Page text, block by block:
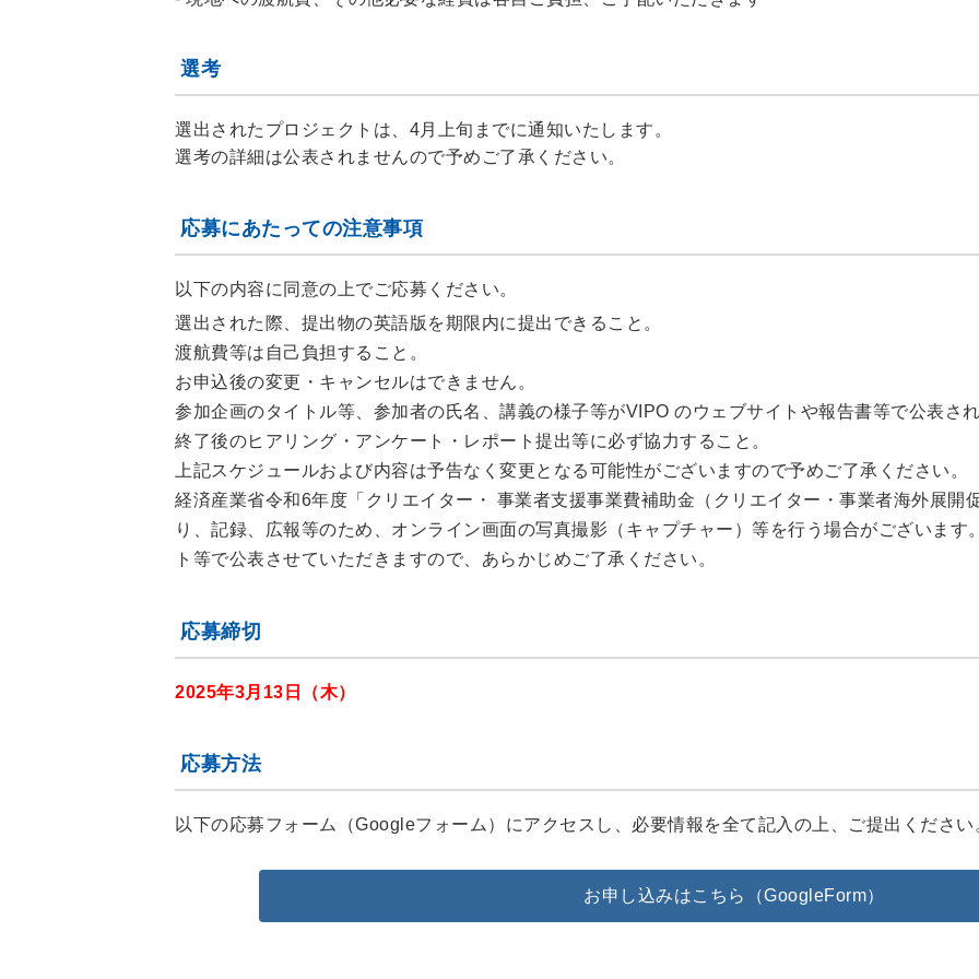
選考
選出されたプロジェクトは、4月上旬までに通知いたします。
選考の詳細は公表されませんので予めご了承ください。
応募にあたっての注意事項
以下の内容に同意の上でご応募ください。
選出された際、提出物の英語版を期限内に提出できること。
渡航費等は自己負担すること。
お申込後の変更・キャンセルはできません。
参加企画のタイトル等、参加者の氏名、講義の様子等がVIPO のウェブサイトや報告書等で公表さ
終了後のヒアリング・アンケート・レポート提出等に必ず協力すること。
上記スケジュールおよび内容は予告なく変更となる可能性がございますので予めご了承ください。
経済産業省令和6年度「クリエイター・ 事業者⽀援事業費補助⾦（クリエイター・事業者海外展開
り、記録、広報等のため、オンライン画面の写真撮影（キャプチャー）等を行う場合がございます
ト等で公表させていただきますので、あらかじめご了承ください。
応募締切
2025年3月13日（木）
応募方法
以下の応募フォーム（Googleフォーム）にアクセスし、必要情報を全て記入の上、ご提出ください
お申し込みはこちら（GoogleForm）